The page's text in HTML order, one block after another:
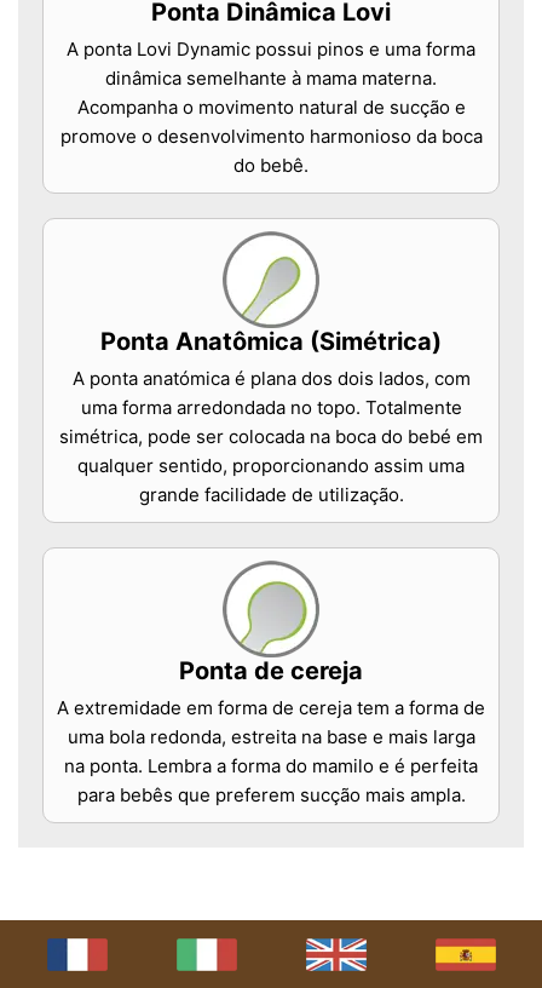
Ponta Dinâmica Lovi
A ponta Lovi Dynamic possui pinos e uma forma
dinâmica semelhante à mama materna.
Acompanha o movimento natural de sucção e
promove o desenvolvimento harmonioso da boca
do bebê.
Ponta Anatômica (Simétrica)
A ponta anatómica é plana dos dois lados, com
uma forma arredondada no topo. Totalmente
simétrica, pode ser colocada na boca do bebé em
qualquer sentido, proporcionando assim uma
grande facilidade de utilização.
Ponta de cereja
A extremidade em forma de cereja tem a forma de
uma bola redonda, estreita na base e mais larga
na ponta. Lembra a forma do mamilo e é perfeita
para bebês que preferem sucção mais ampla.